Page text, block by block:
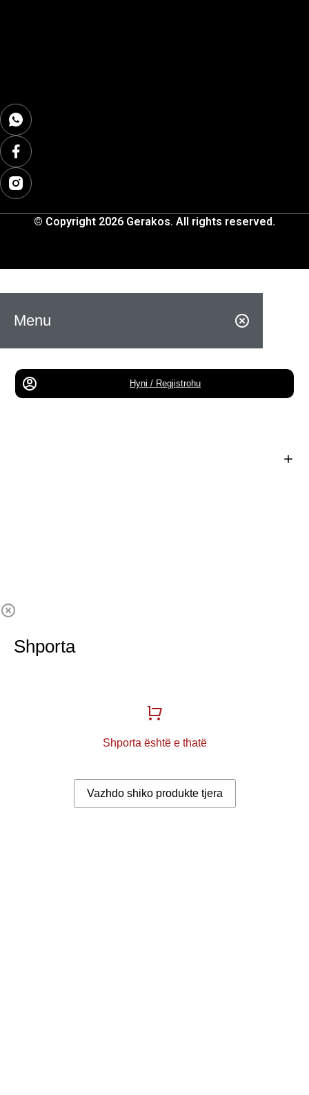
© Copyright 2026 Gerakos. All rights reserved.
Menu
Hyni / Regjistrohu
Shporta
Shporta është e thatë
Vazhdo shiko produkte tjera